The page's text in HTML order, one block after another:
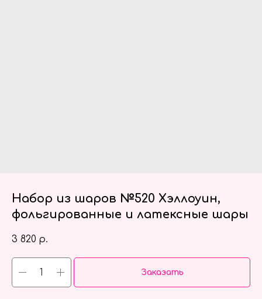
Набор из шаров №520 Хэллоуин,
фольгированные и латексные шары
3 820 р.
Заказать